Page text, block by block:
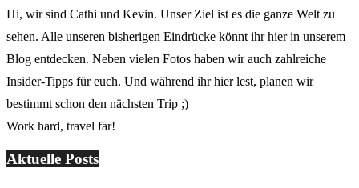
Hi, wir sind Cathi und Kevin. Unser Ziel ist es die ganze Welt zu
sehen. Alle unseren bisherigen Eindrücke könnt ihr hier in unserem
Blog entdecken. Neben vielen Fotos haben wir auch zahlreiche
Insider-Tipps für euch. Und während ihr hier lest, planen wir
bestimmt schon den nächsten Trip ;)
Work hard, travel far!
Aktuelle Posts